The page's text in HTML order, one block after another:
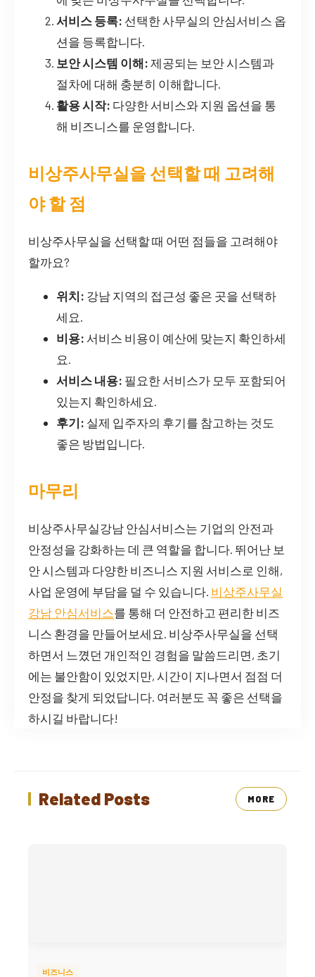
서비스 등록: 선택한 사무실의 안심서비스 옵
션을 등록합니다.
보안 시스템 이해: 제공되는 보안 시스템과
절차에 대해 충분히 이해합니다.
활용 시작: 다양한 서비스와 지원 옵션을 통
해 비즈니스를 운영합니다.
비상주사무실을 선택할 때 고려해
야 할 점
비상주사무실을 선택할 때 어떤 점들을 고려해야
할까요?
위치: 강남 지역의 접근성 좋은 곳을 선택하
세요.
비용: 서비스 비용이 예산에 맞는지 확인하세
요.
서비스 내용: 필요한 서비스가 모두 포함되어
있는지 확인하세요.
후기: 실제 입주자의 후기를 참고하는 것도
좋은 방법입니다.
마무리
비상주사무실강남 안심서비스는 기업의 안전과
안정성을 강화하는 데 큰 역할을 합니다. 뛰어난 보
안 시스템과 다양한 비즈니스 지원 서비스로 인해,
사업 운영에 부담을 덜 수 있습니다. 비상주사무실
강남 안심서비스를 통해 더 안전하고 편리한 비즈
니스 환경을 만들어보세요. 비상주사무실을 선택
하면서 느꼈던 개인적인 경험을 말씀드리면, 초기
에는 불안함이 있었지만, 시간이 지나면서 점점 더
안정을 찾게 되었답니다. 여러분도 꼭 좋은 선택을
하시길 바랍니다!
Related Posts MORE
비즈니스